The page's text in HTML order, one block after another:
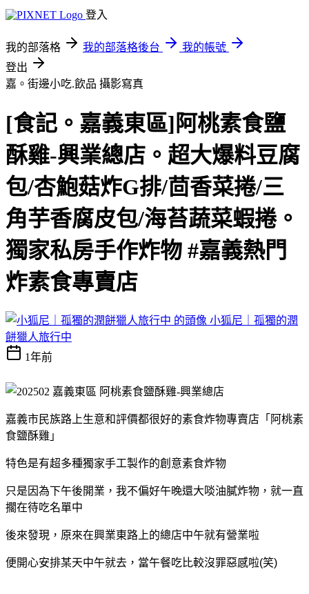
登入
我的部落格 我的部落格後台
我的帳號
登出
嘉。街邊小吃.飲品 攝影寫真
[食記。嘉義東區]阿桃素食鹽
酥雞-興業總店。超大爆料豆腐
包/杏鮑菇炸G排/茴香菜捲/三
角芋香腐皮包/海苔蔬菜蝦捲。
獨家私房手作炸物 #嘉義熱門
炸素食專賣店
小狐尼｜孤獨的潤
餅獵人旅行中
1年前
嘉義市民族路上生意和評價都很好的素食炸物專賣店「阿桃素
食鹽酥雞」
特色是有超多種獨家手工製作的創意素食炸物
只是因為下午後開業，我不偏好午晚還大啖油膩炸物，就一直
擱在待吃名單中
後來發現，原來在興業東路上的總店中午就有營業啦
便開心安排某天中午就去，當午餐吃比較沒罪惡感啦(笑)